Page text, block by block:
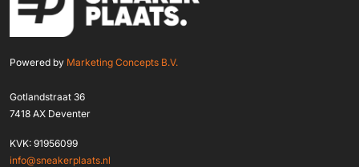
Powered by Marketing Concepts B.V.
Gotlandstraat 36
7418 AX Deventer
KVK: 91956099
info@sneakerplaats.nl